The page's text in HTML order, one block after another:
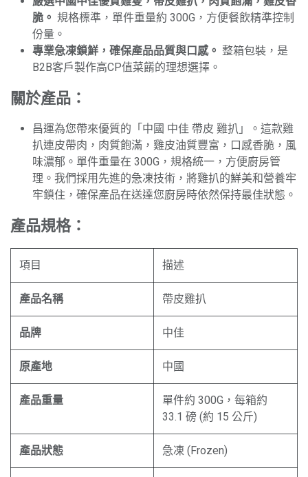
脆。 規格標準，單件重量約 300G，方便餐飲精準控制
份量。
專業急凍鎖鮮，確保產品品質與口感。 整箱包裝，是
B2B客戶製作高CP值菜餚的理想選擇。
關於產品：
昌運為您帶來優質的「中國 中佳 帶皮 雞扒」。這款雞
扒連皮帶肉，肉質飽滿，雞皮油質豐富，口感香脆，風
味濃郁。單件重量在 300G，規格統一，方便廚房管
理。我們採用先進的急凍技術，將雞扒的鮮美和營養牢
牢鎖住，確保產品在送達您廚房時依然保持最佳狀態。
產品規格：
項目 描述
產品名稱 帶皮雞扒
品牌 中佳
原產地 中國
產品重量
單件約 300G，每箱約
33.1 磅 (約 15 公斤)
產品狀態 急凍 (Frozen)